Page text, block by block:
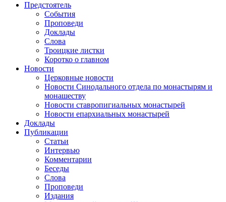
Предстоятель
События
Проповеди
Доклады
Слова
Троицкие листки
Коротко о главном
Новости
Церковные новости
Новости Синодального отдела по монастырям и
монашеству
Новости ставропигиальных монастырей
Новости епархиальных монастырей
Доклады
Публикации
Статьи
Интервью
Комментарии
Беседы
Слова
Проповеди
Издания